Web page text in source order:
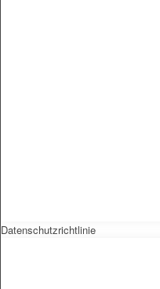
Datenschutzrichtlinie